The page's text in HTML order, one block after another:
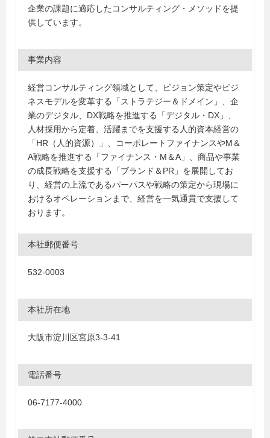
企業の課題に適応したコンサルティング・メソッドを提
供しています。
事業内容
経営コンサルティング領域として、ビジョン策定やビジ
ネスモデルを変革する「ストラテジー＆ドメイン」、企
業のデジタル、DX戦略を推進する「デジタル・DX」、
人材採用から定着、活躍までを支援する人的資本経営の
「HR（人的資源）」、コーポレートファイナンスやM＆
A戦略を推進する「ファイナンス・M＆A」、商品や事業
の成長戦略を支援する「ブランド＆PR」を展開してお
り、経営の上流であるパーパスや戦略の策定から現場に
おけるオペレーションまで、経営を一気通貫で支援して
おります。
本社郵便番号
532-0003
本社所在地
大阪市淀川区宮原3-3-41
電話番号
06-7177-4000